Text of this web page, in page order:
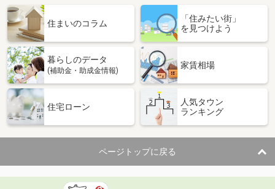
住まいのコラム
「住みたい街」
を見つけよう
暮らしのデータ
(補助金・助成金情報)
家賃相場
住宅ローン
人気タウン
ランキング
ページトップに戻る